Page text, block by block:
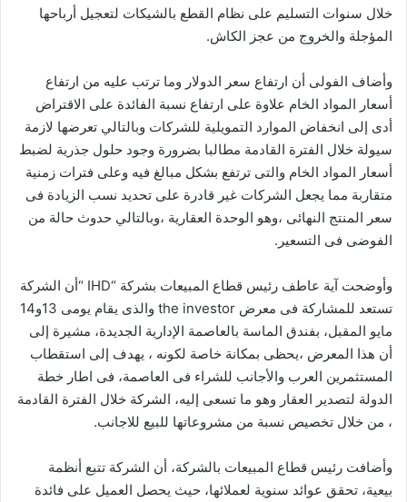
خلال سنوات التسليم على نظام القطع بالشيكات لتعجيل أرباحها
المؤجلة والخروج من عجز الكاش.
وأضاف الفولى أن ارتفاع سعر الدولار وما ترتب عليه من ارتفاع
أسعار المواد الخام علاوة على ارتفاع نسبة الفائدة على الاقتراض
أدى إلى انخفاض الموارد التمويلية للشركات وبالتالي تعرضها لازمة
سيولة خلال الفترة القادمة مطالبا بضرورة وجود حلول جذرية لضبط
أسعار المواد الخام والتى ترتفع بشكل مبالغ فيه وعلى فترات زمنية
متقاربة مما يجعل الشركات غير قادرة على تحديد نسب الزيادة فى
سعر المنتج النهائى ،وهو الوحدة العقارية ،وبالتالي حدوث حالة من
الفوضى فى التسعير.
وأوضحت آية عاطف رئيس قطاع المبيعات بشركة “IHD “أن الشركة
تستعد للمشاركة فى معرض the investor والذى يقام يومى 13و14
مايو المقبل، بفندق الماسة بالعاصمة الإدارية الجديدة، مشيرة إلى
أن هذا المعرض ،يحظى بمكانة خاصة لكونه ، يهدف إلى استقطاب
المستثمرين العرب والأجانب للشراء فى العاصمة، فى اطار خطة
الدولة لتصدير العقار وهو ما تسعى إليه، الشركة خلال الفترة القادمة
، من خلال تخصيص نسبة من مشروعاتها للبيع للاجانب.
وأضافت رئيس قطاع المبيعات بالشركة، أن الشركة تتبع أنظمة
بيعية، تحقق عوائد سنوية لعملائها، حيث يحصل العميل على فائدة